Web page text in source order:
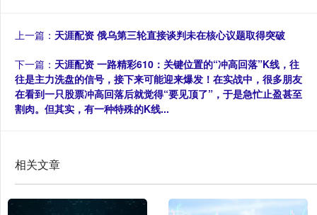
上一篇： 天涯配资 俄乌第三轮直接谈判未在核心议题取得突破
下一篇： 天涯配资 一路精彩610：关键位置的“冲高回落”K线，往
往是主力洗盘的信号，接下来可能迎来爆发！在实战中，很多朋友
在看到一只股票冲高回落后就觉得“要见顶了”，于是急忙止盈甚至
割肉。但其实，有一种特殊的K线...
相关文章